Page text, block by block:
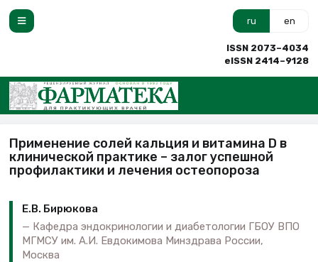
ru en
ISSN 2073–4034
eISSN 2414–9128
Применение солей кальция и витамина D в
клинической практике – залог успешной
профилактики и лечения остеопороза
Е.В. Бирюкова
Кафедра эндокринологии и диабетологии ГБОУ ВПО
МГМСУ им. А.И. Евдокимова Минздрава России,
Москва